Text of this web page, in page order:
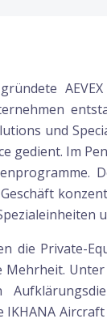
und
gedient. Im
die Private-
Mehrheit.
IKHANA